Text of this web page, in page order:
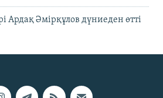
Ардақ Әмірқұлов дүниеден өтті